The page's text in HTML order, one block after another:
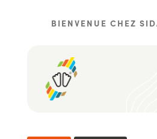
BIENVENUE CHEZ